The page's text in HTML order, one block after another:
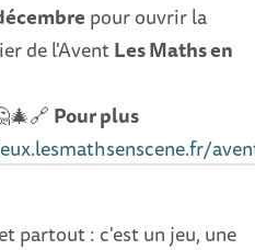
pour ouvrir la
de l'AventLes Maths en
Pour plus
partout : c'est un jeu, une